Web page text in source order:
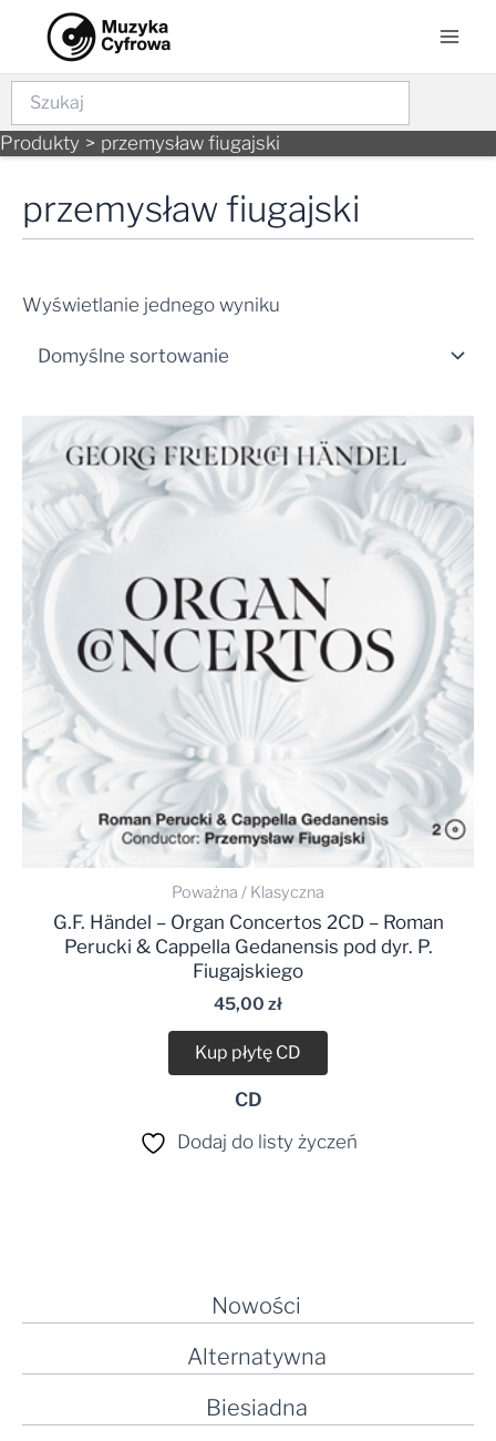
content
Szukaj
Produkty przemysław fiugajski
Nowości
Alternatywna
Biesiadna
przemysław fiugajski
Wyświetlanie jednego wyniku
Poważna / Klasyczna
G.F. Händel – Organ Concertos 2CD – Roman
Perucki & Cappella Gedanensis pod dyr. P.
Fiugajskiego
45,00 zł
Kup płytę CD
CD
Dodaj do listy życzeń